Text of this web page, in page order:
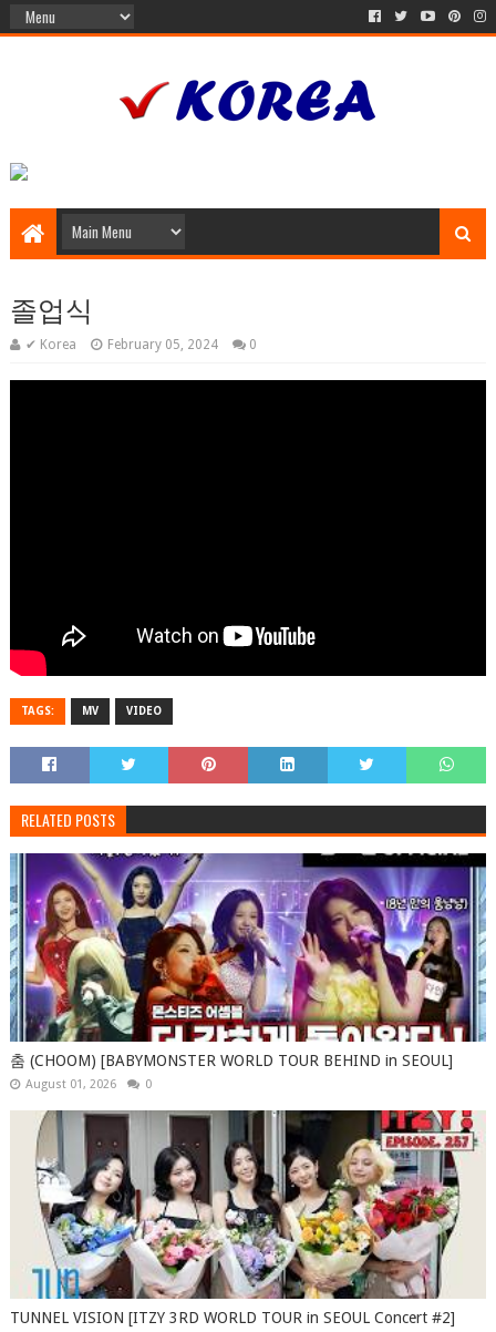
졸업식
✔ Korea February 05, 2024 0
TAGS: MV VIDEO
RELATED POSTS
춤 (CHOOM) [BABYMONSTER WORLD TOUR BEHIND in SEOUL]
August 01, 2026 0
TUNNEL VISION [ITZY 3RD WORLD TOUR in SEOUL Concert #2]